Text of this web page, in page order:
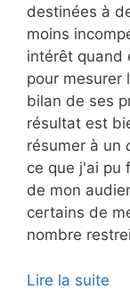
destinées à
moins
intérêt quand
pour mesurer
bilan de ses
résultat est
résumer à un
ce que j'ai pu
de mon
certains de
nombre
Lire la suite